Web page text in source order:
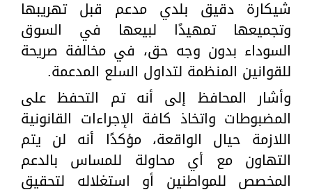
شيكارة دقيق بلدي مدعم قبل تهريبها
وتجميعها تمهيدًا لبيعها في السوق
السوداء بدون وجه حق، في مخالفة صريحة
للقوانين المنظمة لتداول السلع المدعمة.
وأشار المحافظ إلى أنه تم التحفظ على
المضبوطات واتخاذ كافة الإجراءات القانونية
اللازمة حيال الواقعة، مؤكدًا أنه لن يتم
التهاون مع أي محاولة للمساس بالدعم
المخصص للمواطنين أو استغلاله لتحقيق